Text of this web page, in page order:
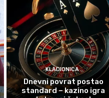
KLADIONICA
Dnevni povrat postao
standard – kazino igra